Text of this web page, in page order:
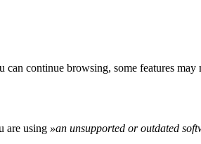
continue browsing, some features may
are using »an unsupported or outdated